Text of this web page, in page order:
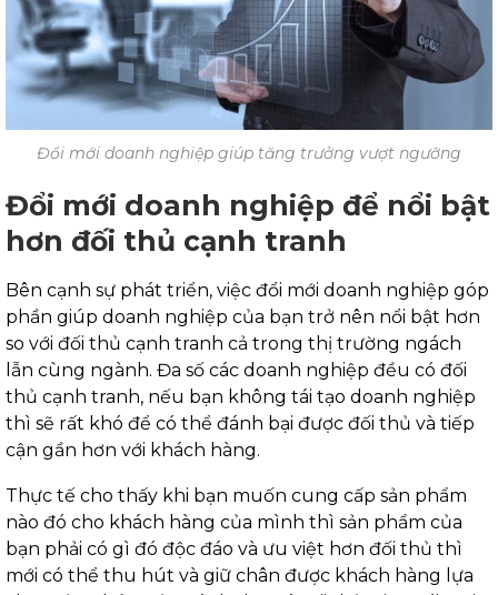
Đổi mới doanh nghiệp giúp tăng trưởng vượt ngưỡng
Đổi mới doanh nghiệp để nổi bật
hơn đối thủ cạnh tranh
Bên cạnh sự phát triển, việc đổi mới doanh nghiệp góp
phần giúp doanh nghiệp của bạn trở nên nổi bật hơn
so với đối thủ cạnh tranh cả trong thị trường ngách
lẫn cùng ngành. Đa số các doanh nghiệp đều có đối
thủ cạnh tranh, nếu bạn không tái tạo doanh nghiệp
thì sẽ rất khó để có thể đánh bại được đối thủ và tiếp
cận gần hơn với khách hàng.
Thực tế cho thấy khi bạn muốn cung cấp sản phẩm
nào đó cho khách hàng của mình thì sản phẩm của
bạn phải có gì đó độc đáo và ưu việt hơn đối thủ thì
mới có thể thu hút và giữ chân được khách hàng lựa